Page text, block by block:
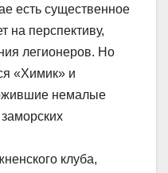
есть существенное
на перспективу,
легионеров. Но
«Химик» и
немалые
клуба,